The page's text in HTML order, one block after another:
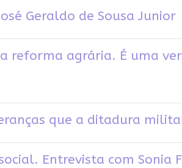
Geraldo de Sousa Junior
reforma agrária. É uma
que a ditadura
Entrevista com Sonia